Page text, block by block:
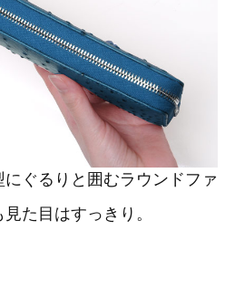
ぐるりと囲むラウンドファ
た目はすっきり。